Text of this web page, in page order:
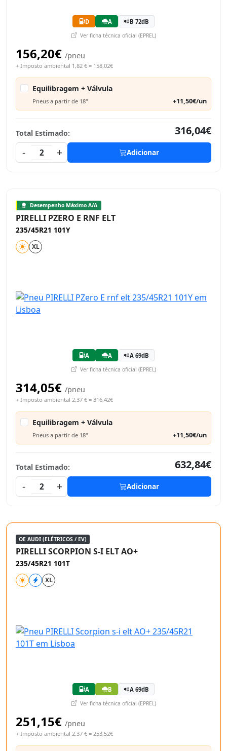
D A B 72dB
Ver ficha técnica oficial (EPREL)
156,20€ /pneu
+ Imposto ambiental 1,82 € = 158,02€
Equilibragem + Válvula
Pneus a partir de 18" +11,50€/un
Total Estimado:
316,04€
-
2 + Adicionar
Desempenho Máximo A/A
PIRELLI PZERO E RNF ELT
235/45R21 101Y
XL
A A A 69dB
Ver ficha técnica oficial (EPREL)
314,05€ /pneu
+ Imposto ambiental 2,37 € = 316,42€
Equilibragem + Válvula
Pneus a partir de 18" +11,50€/un
Total Estimado:
632,84€
-
2 + Adicionar
OE AUDI (ELÉTRICOS / EV)
PIRELLI SCORPION S-I ELT AO+
235/45R21 101T
XL
A B A 69dB
Ver ficha técnica oficial (EPREL)
251,15€ /pneu
+ Imposto ambiental 2,37 € = 253,52€